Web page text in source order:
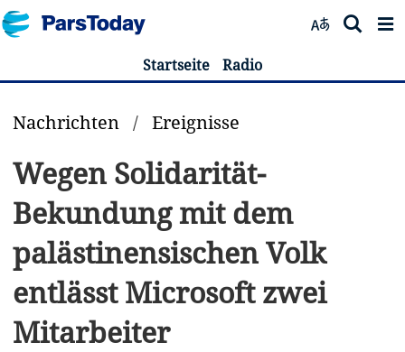
Startseite Radio
Nachrichten / Ereignisse
Wegen Solidarität-
Bekundung mit dem
palästinensischen Volk
entlässt Microsoft zwei
Mitarbeiter